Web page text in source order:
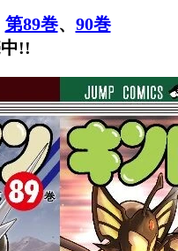
第89巻、 90巻
!!